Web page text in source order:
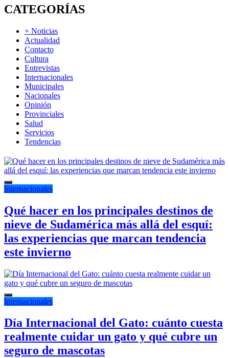
CATEGORÍAS
+ Noticias
Actualidad
Contacto
Cultura
Entrevistas
Internacionales
Municipales
Nacionales
Opinión
Provinciales
Salud
Servicios
Tendencias
Internacionales
Qué hacer en los principales destinos de
nieve de Sudamérica más allá del esquí:
las experiencias que marcan tendencia
este invierno
Internacionales
Día Internacional del Gato: cuánto cuesta
realmente cuidar un gato y qué cubre un
seguro de mascotas